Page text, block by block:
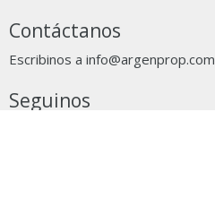
Contáctanos
Escribinos a info@argenprop.com
Seguinos